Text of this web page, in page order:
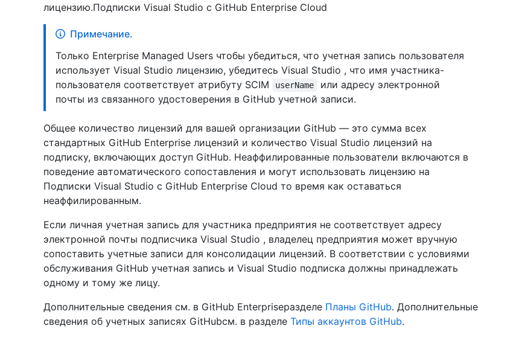
лицензию.Подписки Visual Studio с GitHub Enterprise Cloud
Примечание.
Только Enterprise Managed Users чтобы убедиться, что учетная запись пользователя
использует Visual Studio лицензию, убедитесь Visual Studio , что имя участника-
пользователя соответствует атрибуту SCIM
userName
или адресу электронной
почты из связанного удостоверения в GitHub учетной записи.
Общее количество лицензий для вашей организации GitHub — это сумма всех
стандартных GitHub Enterprise лицензий и количество Visual Studio лицензий на
подписку, включающих доступ GitHub. Неаффилированные пользователи включаются в
поведение автоматического сопоставления и могут использовать лицензию на
Подписки Visual Studio с GitHub Enterprise Cloud то время как оставаться
неаффилированным.
Если личная учетная запись для участника предприятия не соответствует адресу
электронной почты подписчика Visual Studio , владелец предприятия может вручную
сопоставить учетные записи для консолидации лицензий. В соответствии с условиями
обслуживания GitHub учетная запись и Visual Studio подписка должны принадлежать
одному и тому же лицу.
Дополнительные сведения см. в GitHub Enterpriseразделе Планы GitHub. Дополнительные
сведения об учетных записях GitHubсм. в разделе Типы аккаунтов GitHub.